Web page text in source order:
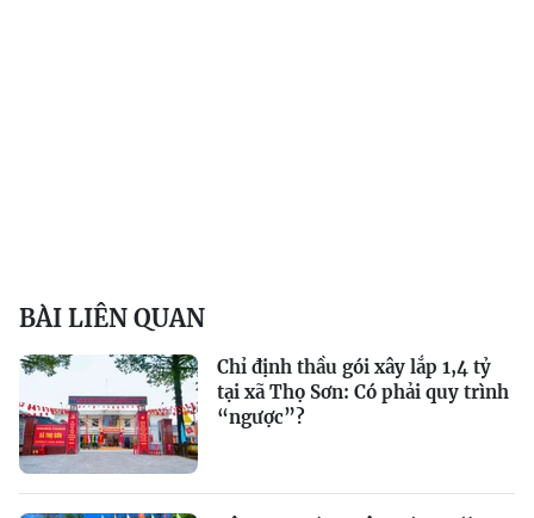
BÀI LIÊN QUAN
Chỉ định thầu gói xây lắp 1,4 tỷ
tại xã Thọ Sơn: Có phải quy trình
“ngược”?